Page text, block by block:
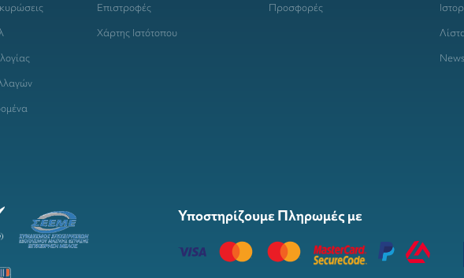
Επιστροφές
Χάρτης Ιστότοπου
Προσφορές
Υποστηρίζουμε Πληρωμές με